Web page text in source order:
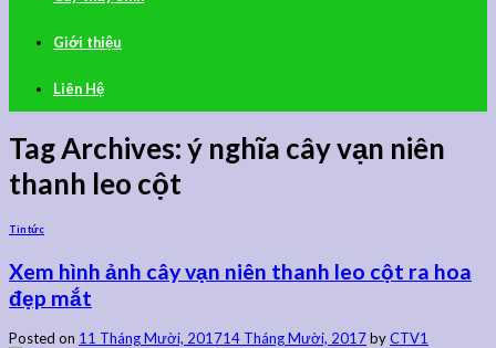
Giới thiệu
Liên Hệ
Tag Archives:ý nghĩa cây vạn niên
thanh leo cột
Tin tức
Xem hình ảnh cây vạn niên thanh leo cột ra hoa
đẹp mắt
Posted on 11 Tháng Mười, 201714 Tháng Mười, 2017byCTV1